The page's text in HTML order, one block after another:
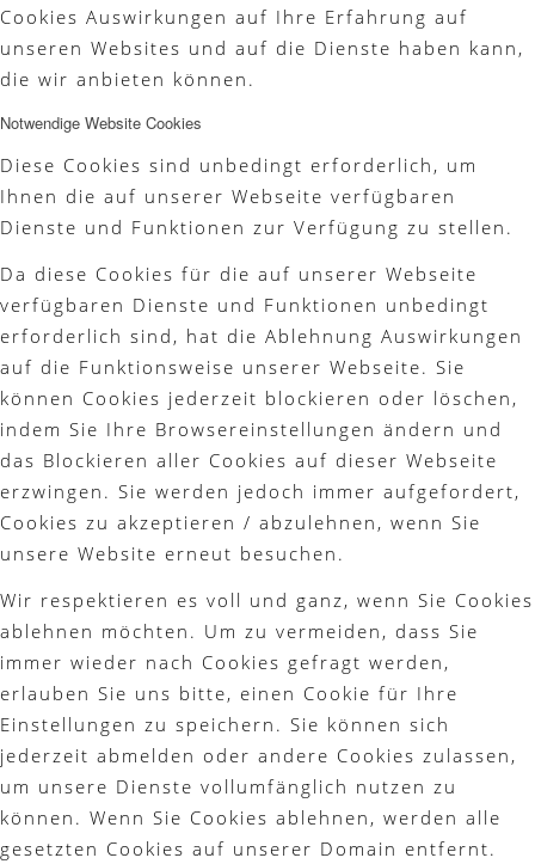
Cookies Auswirkungen auf Ihre Erfahrung auf
unseren Websites und auf die Dienste haben kann,
die wir anbieten können.
Notwendige Website Cookies
Diese Cookies sind unbedingt erforderlich, um
Ihnen die auf unserer Webseite verfügbaren
Dienste und Funktionen zur Verfügung zu stellen.
Da diese Cookies für die auf unserer Webseite
verfügbaren Dienste und Funktionen unbedingt
erforderlich sind, hat die Ablehnung Auswirkungen
auf die Funktionsweise unserer Webseite. Sie
können Cookies jederzeit blockieren oder löschen,
indem Sie Ihre Browsereinstellungen ändern und
das Blockieren aller Cookies auf dieser Webseite
erzwingen. Sie werden jedoch immer aufgefordert,
Cookies zu akzeptieren / abzulehnen, wenn Sie
unsere Website erneut besuchen.
Wir respektieren es voll und ganz, wenn Sie Cookies
ablehnen möchten. Um zu vermeiden, dass Sie
immer wieder nach Cookies gefragt werden,
erlauben Sie uns bitte, einen Cookie für Ihre
Einstellungen zu speichern. Sie können sich
jederzeit abmelden oder andere Cookies zulassen,
um unsere Dienste vollumfänglich nutzen zu
können. Wenn Sie Cookies ablehnen, werden alle
gesetzten Cookies auf unserer Domain entfernt.